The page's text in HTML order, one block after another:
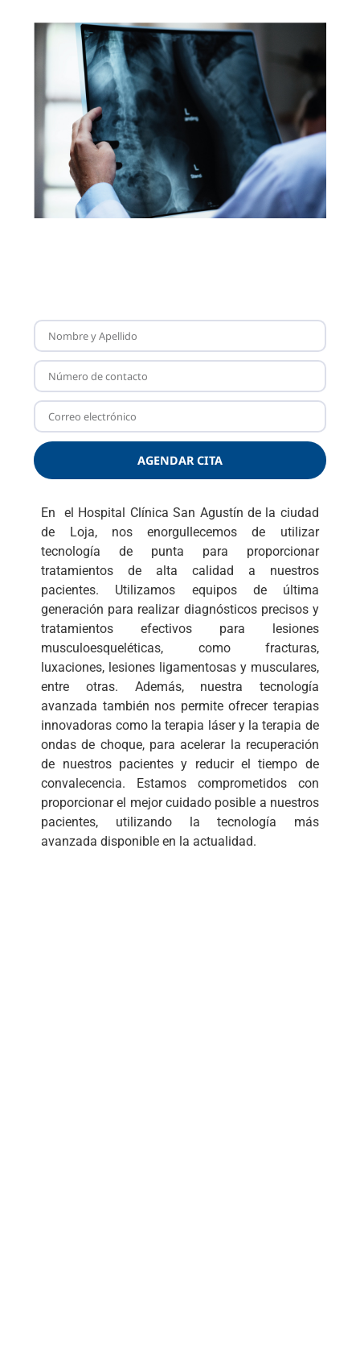
AGENDAR CITA
En el Hospital Clínica San Agustín de la ciudad
de Loja, nos enorgullecemos de utilizar
tecnología de punta para proporcionar
tratamientos de alta calidad a nuestros
pacientes. Utilizamos equipos de última
generación para realizar diagnósticos precisos y
tratamientos efectivos para lesiones
musculoesqueléticas, como fracturas,
luxaciones, lesiones ligamentosas y musculares,
entre otras. Además, nuestra tecnología
avanzada también nos permite ofrecer terapias
innovadoras como la terapia láser y la terapia de
ondas de choque, para acelerar la recuperación
de nuestros pacientes y reducir el tiempo de
convalecencia. Estamos comprometidos con
proporcionar el mejor cuidado posible a nuestros
pacientes, utilizando la tecnología más
avanzada disponible en la actualidad.